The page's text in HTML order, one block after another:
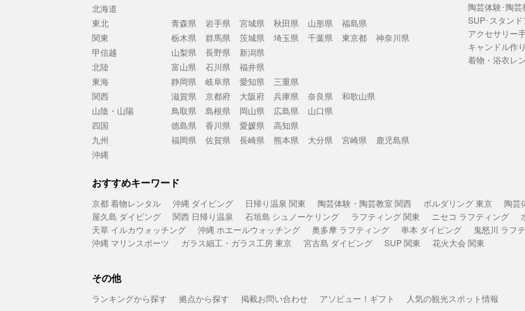
北海道
東北
青森県 岩手県 宮城県 秋田県 山形県
福島県
関東
栃木県 群馬県 茨城県 埼玉県 千葉県 東京都
神奈川県
甲信越
山梨県 長野県
新潟県
北陸
富山県 石川県
福井県
東海
静岡県 岐阜県 愛知県
三重県
関西
滋賀県 京都府 大阪府 兵庫県 奈良県
和歌山県
山陰・山陽
鳥取県 島根県 岡山県 広島県
山口県
四国
徳島県 香川県 愛媛県
高知県
九州
福岡県 佐賀県 長崎県 熊本県 大分県 宮崎県
鹿児島県
沖縄
陶芸体験･陶芸
SUP･スタン
アクセサリー
キャンドル作り
着物・浴衣レ
おすすめキーワード
京都 着物レンタル 沖縄 ダイビング 日帰り温泉 関東 陶芸体験・陶芸教室 関西 ボルダリング 東京 陶芸
屋久島 ダイビング
関西 日帰り温泉 石垣島 シュノーケリング ラフティング 関東 ニセコ ラフティング
天草 イルカウォッチング
沖縄 ホエールウォッチング 奥多摩 ラフティング 串本 ダイビング 鬼怒川 ラフ
沖縄 マリンスポーツ
ガラス細工・ガラス工房 東京 宮古島 ダイビング SUP 関東 花火大会 関東
その他
ランキングから探す 拠点から探す 掲載お問い合わせ アソビュー！ギフト 人気の観光スポット情報